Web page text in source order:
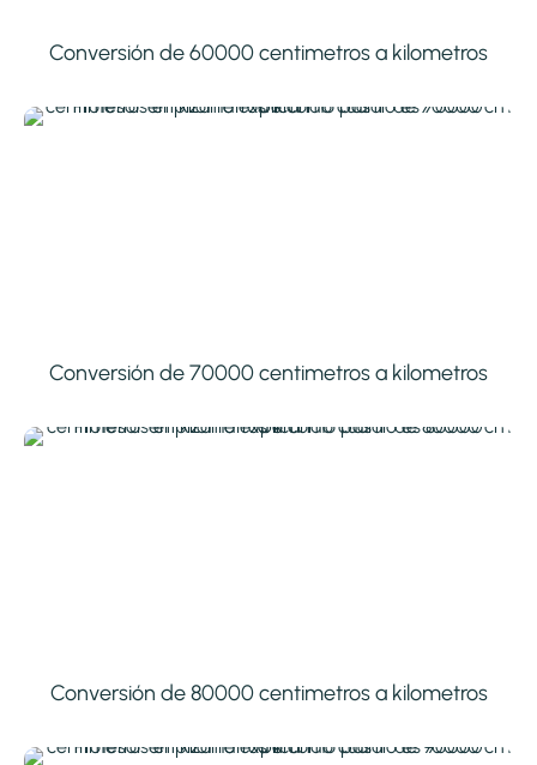
Conversión de 60000 centimetros a kilometros
Conversión de 70000 centimetros a kilometros
Conversión de 80000 centimetros a kilometros